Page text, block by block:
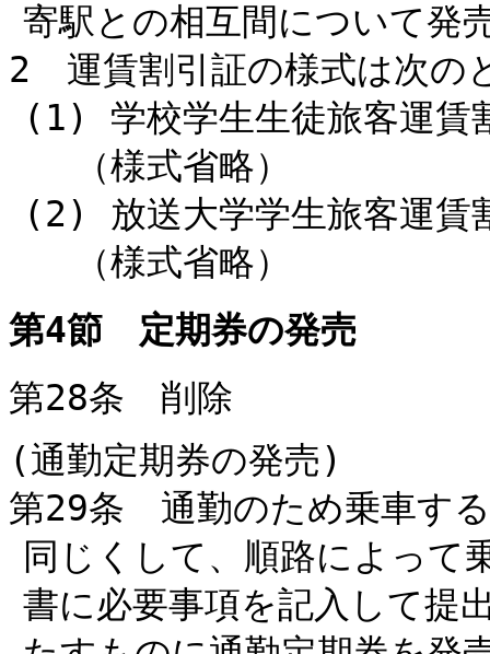
寄駅との相互間について発
2 運賃割引証の様式は次の
(1) 学校学生生徒旅客運賃
（様式省略）
(2) 放送大学学生旅客運賃
（様式省略）
第4節 定期券の発売
第28条 削除
(通勤定期券の発売)
第29条 通勤のため乗車す
同じくして、順路によって
書に必要事項を記入して提